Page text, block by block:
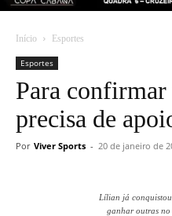
Início Esportes
Esportes
Para confirmar
precisa de
Por Viver Sports - 20 de janeiro de
Lílian já conquistou
ganhar outras